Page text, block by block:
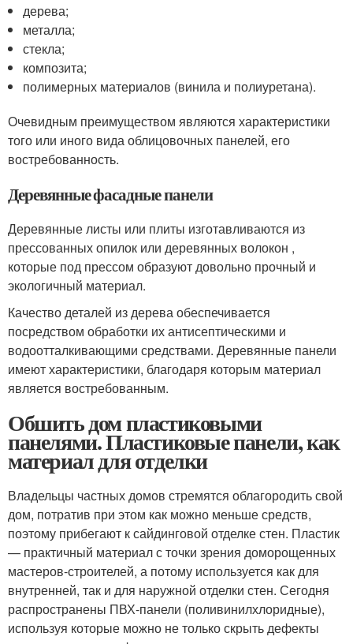
дерева;
металла;
стекла;
композита;
полимерных материалов (винила и полиуретана).
Очевидным преимуществом являются характеристики
того или иного вида облицовочных панелей, его
востребованность.
Деревянные фасадные панели
Деревянные листы или плиты изготавливаются из
прессованных опилок или деревянных волокон ,
которые под прессом образуют довольно прочный и
экологичный материал.
Качество деталей из дерева обеспечивается
посредством обработки их антисептическими и
водоотталкивающими средствами. Деревянные панели
имеют характеристики, благодаря которым материал
является востребованным.
Обшить дом пластиковыми
панелями. Пластиковые панели, как
материал для отделки
Владельцы частных домов стремятся облагородить свой
дом, потратив при этом как можно меньше средств,
поэтому прибегают к сайдинговой отделке стен. Пластик
— практичный материал с точки зрения доморощенных
мастеров-строителей, а потому используется как для
внутренней, так и для наружной отделки стен. Сегодня
распространены ПВХ-панели (поливинилхлоридные),
используя которые можно не только скрыть дефекты